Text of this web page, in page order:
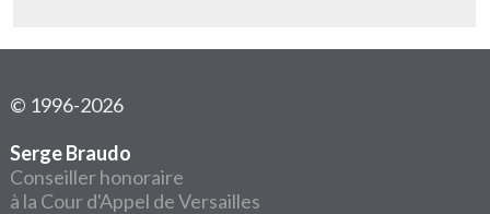
© 1996-2026
Serge Braudo
Conseiller honoraire
à la Cour d'Appel de Versailles